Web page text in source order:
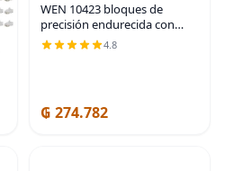
WEN 10423 bloques de
precisión endurecida con
acero de 3 x 2 x 1 pulgada,
paquete de dos
4.8
₲ 274.782